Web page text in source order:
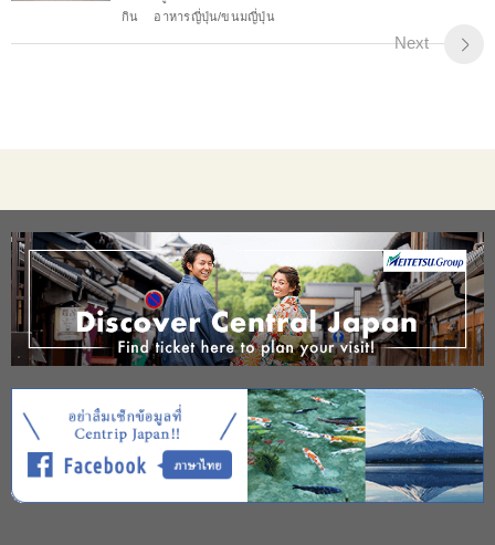
กิน
อาหารญี่ปุ่น/ขนมญี่ปุ่น
Next